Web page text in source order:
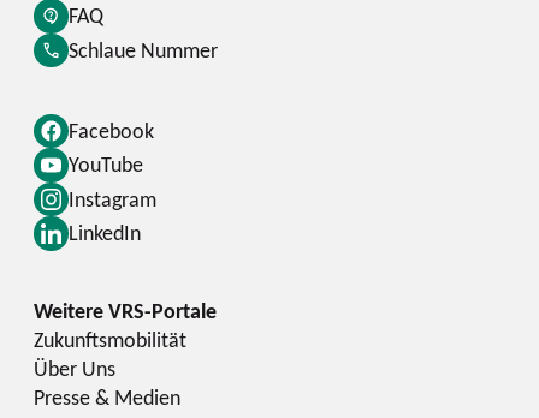
Facebook
YouTube
Instagram
LinkedIn
FAQ
Schlaue Nummer
Zukunftsmobilität
Über Uns
Presse & Medien